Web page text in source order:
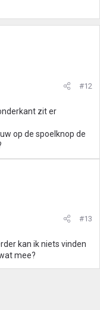
#12
zit er
op de spoelknop de
#13
kan ik niets vinden
mee?